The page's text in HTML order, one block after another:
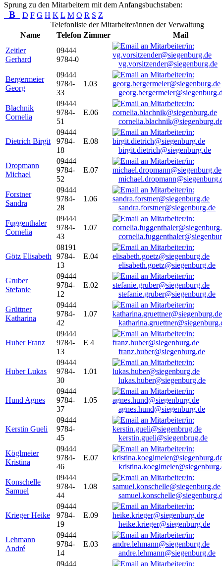
Sprung zu den Mitarbeitern mit dem Anfangsbuchstaben:
B D F G H K L M O R S Z
Telefonliste der Mitarbeiter/innen der Verwaltung
Name
Telefon Zimmer
Mail
Zeitler
Gerhard
09444
9784-0
vg.vorsitzender@siegenburg.de
Bergermeier
Georg
09444
9784-
33
1.03
Blachnik
Cornelia
09444
9784-
51
E.06
Dietrich Birgit
09444
9784-
18
E.08
birgit.dietrich@siegenburg.de
Dropmann
Michael
09444
9784-
52
E.07
Forstner
Sandra
09444
9784-
28
1.06
sandra.forstner@siegenburg.de
Fuggenthaler
Cornelia
09444
9784-
43
1.07
Götz Elisabeth
08191
9784-
13
E.04
elisabeth.goetz@siegenburg.de
Gruber
Stefanie
09444
9784-
12
E.02
stefanie.gruber@siegenburg.de
Grüttner
Katharina
09444
9784-
42
1.07
Huber Franz
09444
9784-
13
E 4
franz.huber@siegenburg.de
Huber Lukas
09444
9784-
30
1.01
lukas.huber@siegenburg.de
Hund Agnes
09444
9784-
37
1.05
agnes.hund@siegenburg.de
Kerstin Gueli
09444
9784-
45
kerstin.gueli@siegenbrug.de
Köglmeier
Kristina
09444
9784-
46
E.07
Konschelle
Samuel
09444
9784-
44
1.08
Krieger Heike
09444
9784-
19
E.09
heike.krieger@siegenburg.de
Lehmann
André
09444
9784-
14
E.03
andre.lehmann@siegenburg.de
09444